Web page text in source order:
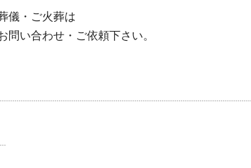
儀・ご火葬は
問い合わせ・ご依頼下さい。